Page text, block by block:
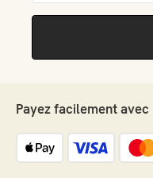
Payez facilement avec